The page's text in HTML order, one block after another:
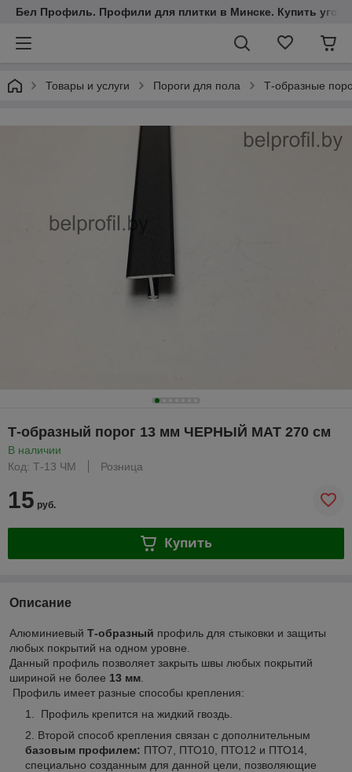
Бел Профиль. Профили для плитки в Минске. Купить
Товары и услуги Пороги для пола Т-образные
Т-образный порог 13 мм ЧЕРНЫЙ МАТ 270 см
В наличии
Код: Т-13 ЧМ
Розница
15 руб.
Купить
Описание
Алюминиевый Т-образный профиль для стыковки и защиты
любых покрытий на одном уровне.
Данный профиль позволяет закрыть швы любых покрытий
шириной не более 13 мм
Профиль имеет разные способы крепления:
Профиль крепится на жидкий гвоздь.
Второй способ крепления связан с дополнительным
базовым профилем: ПТО7, ПТО10, ПТО12 и ПТО14,
специально созданным для данной цели, позволяющие